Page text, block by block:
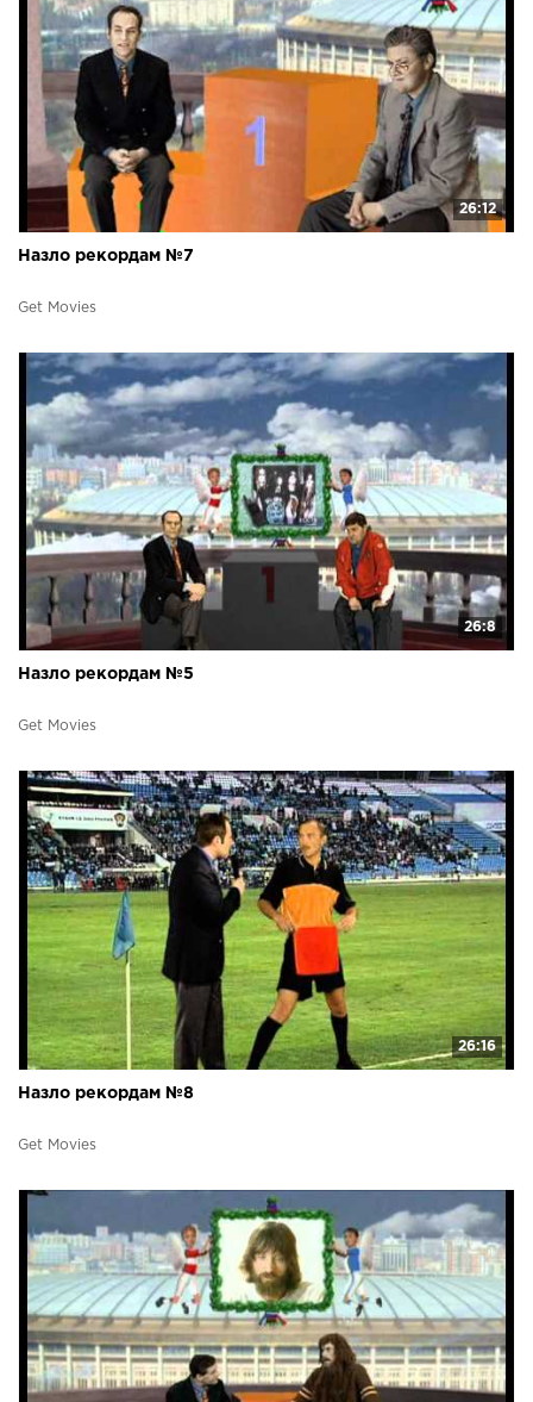
26:12
Назло рекордам №7
Get Movies
26:8
Назло рекордам №5
Get Movies
26:16
Назло рекордам №8
Get Movies